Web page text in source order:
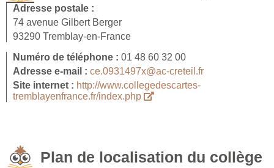
Adresse postale :
74 avenue Gilbert Berger
93290 Tremblay-en-France
Numéro de téléphone : 01 48 60 32 00
Adresse e-mail : ce.0931497x@ac-creteil.fr
Site internet : http://www.collegedescartes-
tremblayenfrance.fr/index.php
Plan de localisation du collège